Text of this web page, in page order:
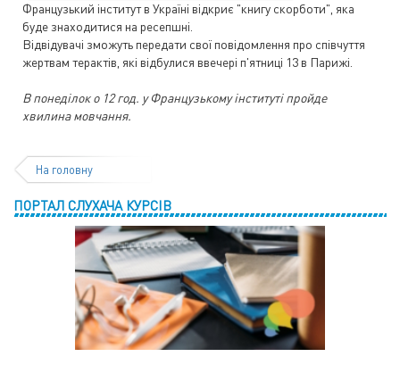
Французький інститут в Україні відкриє "книгу скорботи", яка
буде знаходитися на ресепшні.
Відвідувачі зможуть передати свої повідомлення про співчуття
жертвам терактів, які відбулися ввечері п'ятниці 13 в Парижі.
В понеділок о 12 год. у Французькому інституті пройде
хвилина мовчання.
На головну
ПОРТАЛ СЛУХАЧА КУРСІВ